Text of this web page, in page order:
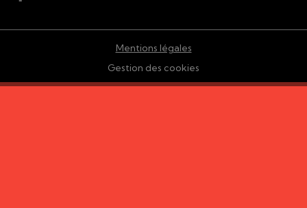
Mentions légales
Gestion des cookies